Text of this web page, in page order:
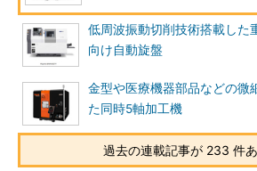
低周波振動切削技術搭載した
向け自動旋盤
金型や医療機器部品などの微
た同時5軸加工機
過去の連載記事が 233 件